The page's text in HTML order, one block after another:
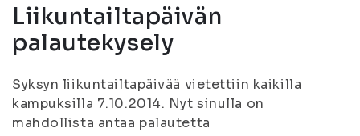
Liikuntailtapäivän
palautekysely
Syksyn liikuntailtapäivää vietettiin kaikilla
kampuksilla 7.10.2014. Nyt sinulla on
mahdollista antaa palautetta